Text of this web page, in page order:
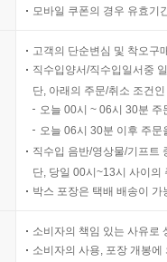
모바일 쿠폰의 경우 유효기
고객의 단순변심 및 착오구
직수입양서/직수입일서중
단, 아래의 주문/취소 조건
오늘 00시 ~ 06시 30분
오늘 06시 30분 이후 주
직수입 음반/영상물/기프트
단, 당일 00시~13시 사이의
박스 포장은 택배 배송이
소비자의 책임 있는 사유로
소비자의 사용, 포장 개봉